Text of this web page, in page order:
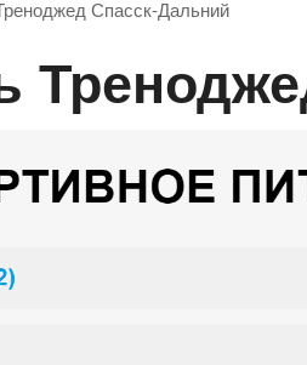
Спасск-Дальний